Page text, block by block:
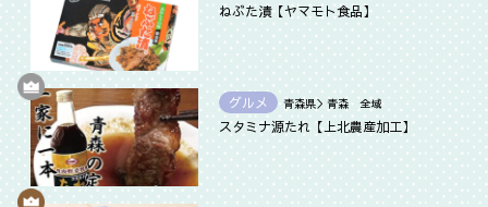
ねぶた漬【ヤマモト食品】
グルメ 青森県＞青森 全域
スタミナ源たれ【上北農産加工】